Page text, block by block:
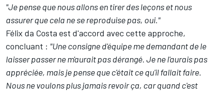
"Je pense que nous allons en tirer des leçons et nous
assurer que cela ne se reproduise pas, oui."
Félix da Costa est d'accord avec cette approche,
concluant : "Une consigne d'équipe me demandant de le
laisser passer ne m'aurait pas dérangé. Je ne l'aurais pas
appréciée, mais je pense que c'était ce qu'il fallait faire.
Nous ne voulons plus jamais revoir ça, car quand c'est